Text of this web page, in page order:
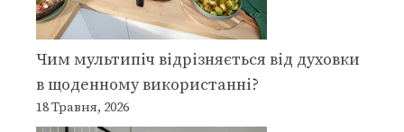
Чим мультипіч відрізняється від духовки
в щоденному використанні?
18 Травня, 2026